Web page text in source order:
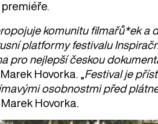
komunitu filmařů*ek a
platformy festivalu
pro nejlepší českou
Hovorka. „ Festival je
osobnostmi před
Hovorka.